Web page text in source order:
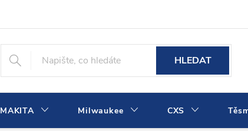
HLEDAT
MAKITA Milwaukee CXS